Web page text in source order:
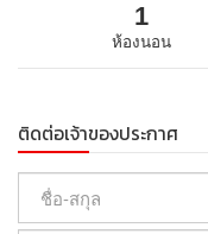
สนใจติดต่อ: อสังหาชิ้นโบ
Line:
สนใจรายละเอียดการทำ
https://www.landtoloan.net/
1
ห้องนอน
ติดต่อเจ้าของประกาศ